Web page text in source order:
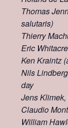
Thomas
salutaris)
Thierry
Eric
Ken Kraintz
Nils
day
Jens
Claudio
William